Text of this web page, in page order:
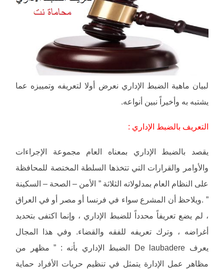
لبيان ماهية الضبط الإداري نعرض أولا لتعريفه وتمييزه عما
يشتبه به وأخيراً نبين أنواعه.
التعريف بالضبط الإداري :
يقصد بالضبط الإداري بمعناه العام مجموعة الإجراءات
والأوامر والقرارات التي تتخذها السلطة المختصة للمحافظة
على النظام العام بمدلولاته الثلاثة ” الأمن – الصحة – السكينة
” .ويلاحظ أن المشرع سواء في فرنسا أو مصر أو في العراق
، لم يضع تعريفاً محدداً للضبط الإداري ، وإنما اكتفى بتحديد
أغراضه ، وترك تعريفه للفقه والقضاء. وفي هذا المجال
يعرف De laubadere الضبط الإداري بأنه : ” مظهر من
مظاهر عمل الإدارة يتمثل في تنظيم حريات الأفراد حماية